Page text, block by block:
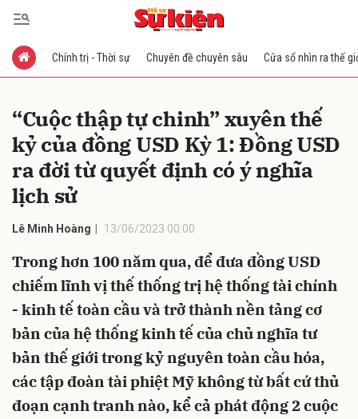
Chính trị - Thời sự Chuyên đề chuyên sâu Cửa sổ nhìn ra thế
“Cuộc thập tự chinh” xuyên thế
kỷ của đồng USD Kỳ 1: Đồng USD
ra đời từ quyết định có ý nghĩa
lịch sử
Lê Minh Hoàng 13/06/2023 00:00
Trong hơn 100 năm qua, để đưa đồng USD
chiếm lĩnh vị thế thống trị hệ thống tài chính
- kinh tế toàn cầu và trở thành nền tảng cơ
bản của hệ thống kinh tế của chủ nghĩa tư
bản thế giới trong kỷ nguyên toàn cầu hóa,
các tập đoàn tài phiệt Mỹ không từ bất cứ thủ
đoạn cạnh tranh nào, kể cả phát động 2 cuộc
Gửi bình luận